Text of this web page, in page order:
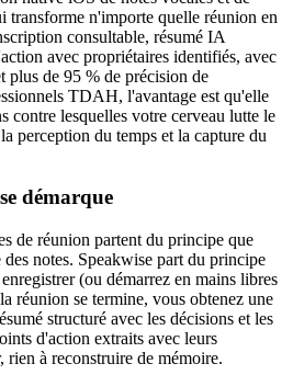
transforme n'importe quelle réunion en
consultable, résumé IA
avec propriétaires identifiés, avec
plus de 95 % de précision de
TDAH, l'avantage est qu'elle
contre lesquelles votre cerveau lutte le
perception du temps et la capture du
démarque
de réunion partent du principe que
notes. Speakwise part du principe
(ou démarrez en mains libres
réunion se termine, vous obtenez une
structuré avec les décisions et les
d'action extraits avec leurs
rien à reconstruire de mémoire.